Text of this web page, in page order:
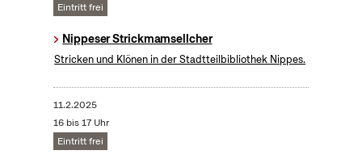
Eintritt frei
Nippeser Strickmamsellcher
Stricken und Klönen in der Stadtteilbibliothek Nippes.
11.2.2025
16 bis 17 Uhr
Eintritt frei